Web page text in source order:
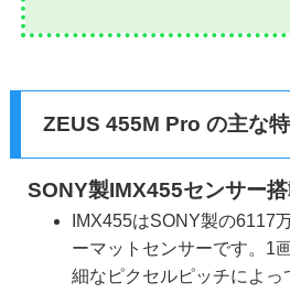
ZEUS 455M Pro の主な
SONY製IMX455センサー
IMX455はSONY製の6117
ーマットセンサーです。1
細なピクセルピッチによ